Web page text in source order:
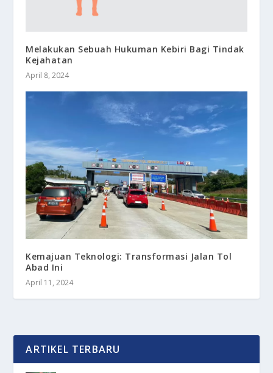
Melakukan Sebuah Hukuman Kebiri Bagi Tindak
Kejahatan
April 8, 2024
Kemajuan Teknologi: Transformasi Jalan Tol
Abad Ini
April 11, 2024
ARTIKEL TERBARU